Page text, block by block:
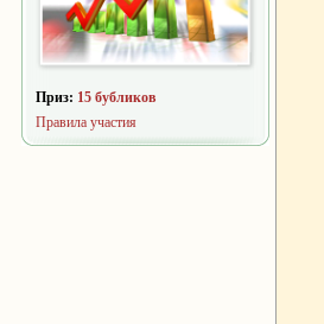
Приз: 15 бубликов
Правила участия